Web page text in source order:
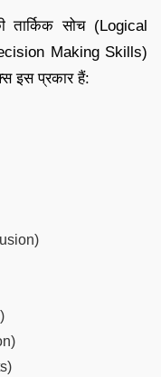
तार्किक सोच (Logical
Making Skills)
इस प्रकार हैं: